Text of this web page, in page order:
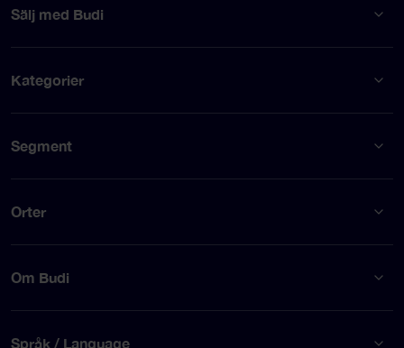
Sälj med Budi
Kategorier
Segment
Orter
Om Budi
Språk / Language